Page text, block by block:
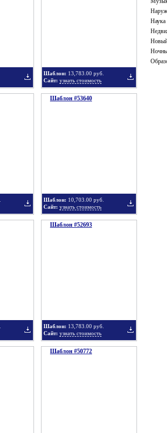
Наука
Шаблон: 13,783.00 руб.
Сайт: узнать стоимость
Шаблон #53640
Шаблон: 10,703.00 руб.
Сайт: узнать стоимость
Шаблон #52693
Шаблон: 13,783.00 руб.
Сайт: узнать стоимость
Шаблон #50772